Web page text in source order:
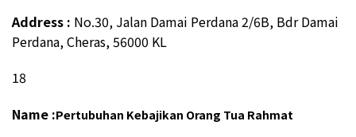
Address : No.30, Jalan Damai Perdana 2/6B, Bdr Damai
Perdana, Cheras, 56000 KL
18
Name :Pertubuhan Kebajikan Orang Tua Rahmat